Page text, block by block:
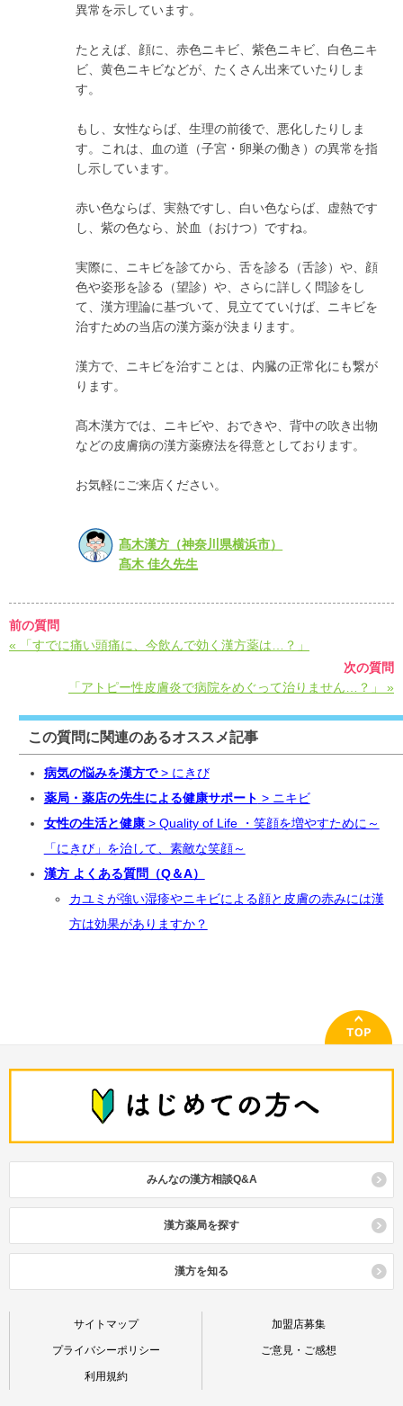
異常を示しています。
たとえば、顔に、赤色ニキビ、紫色ニキビ、白色ニキ
ビ、黄色ニキビなどが、たくさん出来ていたりしま
す。
もし、女性ならば、生理の前後で、悪化したりしま
す。これは、血の道（子宮・卵巣の働き）の異常を指
し示しています。
赤い色ならば、実熱ですし、白い色ならば、虚熱です
し、紫の色なら、於血（おけつ）ですね。
実際に、ニキビを診てから、舌を診る（舌診）や、顔
色や姿形を診る（望診）や、さらに詳しく問診をし
て、漢方理論に基づいて、見立てていけば、ニキビを
治すための当店の漢方薬が決まります。
漢方で、ニキビを治すことは、内臓の正常化にも繋が
ります。
髙木漢方では、ニキビや、おできや、背中の吹き出物
などの皮膚病の漢方薬療法を得意としております。
お気軽にご来店ください。
髙木漢方（神奈川県横浜市）
髙木 佳久先生
前の質問
« 「すでに痛い頭痛に、今飲んで効く漢方薬は…？」
次の質問
「アトピー性皮膚炎で病院をめぐって治りません…？」 »
この質問に関連のあるオススメ記事
病気の悩みを漢方で> にきび
薬局・薬店の先生による健康サポート > ニキビ
女性の生活と健康> Quality of Life ・笑顔を増やすために～
「にきび」を治して、素敵な笑顔～
漢方 よくある質問（Q＆A）
カユミが強い湿疹やニキビによる顔と皮膚の赤みには漢
方は効果がありますか？
みんなの漢方相談Q&A
漢方薬局を探す
漢方を知る
サイトマップ
プライバシーポリシー
利用規約
加盟店募集
ご意見・ご感想